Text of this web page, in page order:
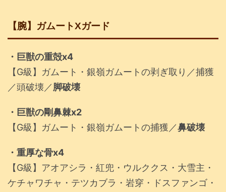
【腕】ガムートXガード
・巨獣の重殻x4
【G級】ガムート・銀嶺ガムートの剥ぎ取り／捕獲
／頭破壊／脚破壊
・巨獣の剛鼻棘x2
【G級】ガムート・銀嶺ガムートの捕獲／鼻破壊
・重厚な骨x4
【G級】アオアシラ・紅兜・ウルククス・大雪主・
ケチャワチャ・テツカブラ・岩穿・ドスファンゴ・